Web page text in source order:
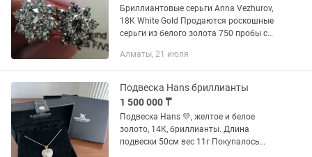
Бриллиантовые серьги Anna Vezhurov,
18K White Gold Продаются роскошные
серьги из белого золота 750 пробы с
Дизайнер: Anna Vezhuro 14
Алматы, 21 июля
Подвеска Hans бриллианты
1 500 000 ₸
Подвеска Hans 💛, желтое и белое
золото, 14К, бриллианты. Длина
подвески 50см вес 11г Покупалось